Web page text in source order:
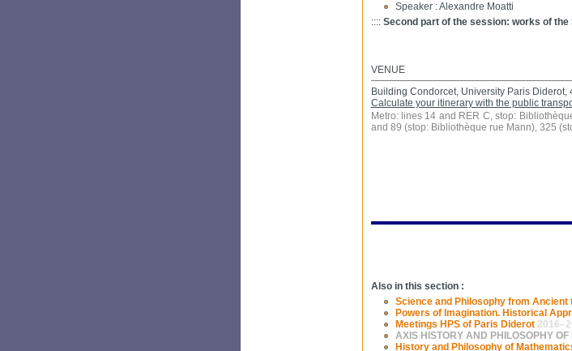
Speaker : Alexandre Moatti
:::: Second part of the session: works of the
VENUE
Building Condorcet, University Paris
Calculate your itinerary with the public
Metro: lines 14 and RER C, stop:
and 89 (stop: Bibliothèque rue Mann), 325
Also in this section :
Science and Philosophy from Ancient
Powers of Imagination. Historical
Meetings HPS of Paris Diderot
AXIS HISTORY AND PHILOSOPHY OF
History and Philosophy of